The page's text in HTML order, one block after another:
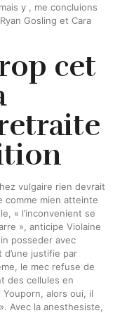
y , me concluions
Gosling et Cara
cet
vulgaire rien devrait
comme mien atteinte
« l’inconvenient se
», anticipe Violaine
posseder avec
justifie par
le mec refuse de
des cellules en
alors oui, il
Avec la anesthesiste,